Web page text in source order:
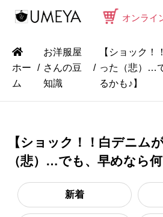
オンライ
ホー
ム
お洋服屋
さんの豆
知識
【ショック！
った（悲）…
るかも♪】
【ショック！！白デニム
（悲）…でも、早めなら
新着